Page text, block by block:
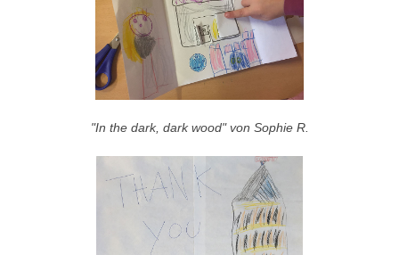
"In the dark, dark wood" von Sophie R.